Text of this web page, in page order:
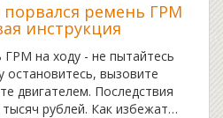
порвался ремень ГРМ
инструкция
ГРМ на ходу - не пытайтесь
остановитесь, вызовите
двигателем. Последствия
рублей. Как избежать